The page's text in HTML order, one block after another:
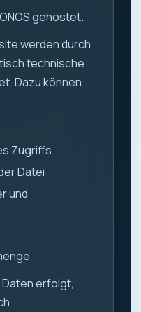
gehostet.
werden durch
technische
Dazu können
Zugriffs
Datei
und
erfolgt,